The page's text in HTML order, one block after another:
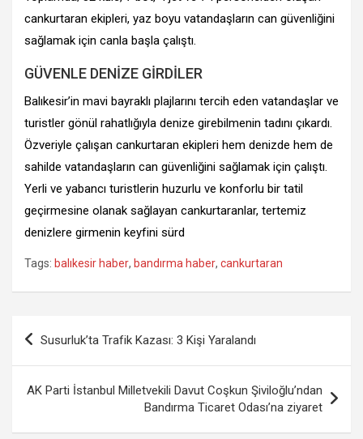
cankurtaran ekipleri, yaz boyu vatandaşların can güvenliğini
sağlamak için canla başla çalıştı.
GÜVENLE DENİZE GİRDİLER
Balıkesir’in mavi bayraklı plajlarını tercih eden vatandaşlar ve
turistler gönül rahatlığıyla denize girebilmenin tadını çıkardı.
Özveriyle çalışan cankurtaran ekipleri hem denizde hem de
sahilde vatandaşların can güvenliğini sağlamak için çalıştı.
Yerli ve yabancı turistlerin huzurlu ve konforlu bir tatil
geçirmesine olanak sağlayan cankurtaranlar, tertemiz
denizlere girmenin keyfini sürd
Tags: balıkesir haber, bandırma haber, cankurtaran
Yazı
Susurluk’ta Trafik Kazası: 3 Kişi Yaralandı
AK Parti İstanbul Milletvekili Davut Coşkun Şiviloğlu’ndan
Bandırma Ticaret Odası’na ziyaret